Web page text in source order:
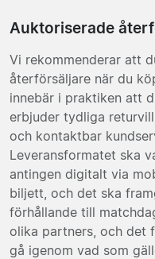
Auktoriserade
Vi rekommenderar att
återförsäljare när du
innebär i praktiken att
erbjuder tydliga
och kontaktbar
Leveransformatet ska
antingen digitalt via
biljett, och det ska
förhållande till
olika partners, och det
gå igenom vad som